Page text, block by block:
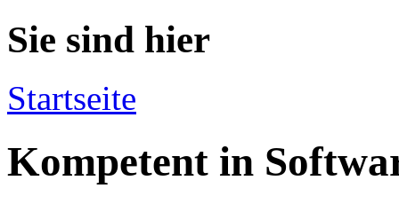
Sie sind hier
Startseite
Kompetent in